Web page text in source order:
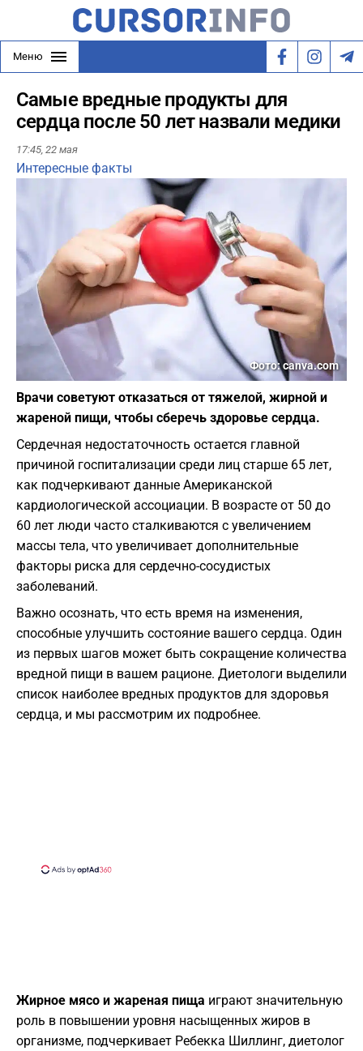
Меню
Самые вредные продукты для
сердца после 50 лет назвали медики
17:45, 22 мая
Интересные факты
Фото: canva.com
Врачи советуют отказаться от тяжелой, жирной и
жареной пищи, чтобы сберечь здоровье сердца.
Сердечная недостаточность остается главной
причиной госпитализации среди лиц старше 65 лет,
как подчеркивают данные Американской
кардиологической ассоциации. В возрасте от 50 до
60 лет люди часто сталкиваются с увеличением
массы тела, что увеличивает дополнительные
факторы риска для сердечно-сосудистых
заболеваний.
Важно осознать, что есть время на изменения,
способные улучшить состояние вашего сердца. Один
из первых шагов может быть сокращение количества
вредной пищи в вашем рационе. Диетологи выделили
список наиболее вредных продуктов для здоровья
сердца, и мы рассмотрим их подробнее.
Жирное мясо и жареная пища играют значительную
роль в повышении уровня насыщенных жиров в
организме, подчеркивает Ребекка Шиллинг, диетолог